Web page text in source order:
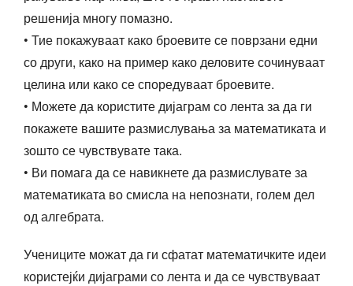
решенија многу помазно.
• Тие покажуваат како броевите се поврзани едни
со други, како на пример како деловите сочинуваат
целина или како се споредуваат броевите.
• Можете да користите дијаграм со лента за да ги
покажете вашите размислувања за математиката и
зошто се чувствувате така.
• Ви помага да се навикнете да размислувате за
математиката во смисла на непознати, голем дел
од алгебрата.
Учениците можат да ги сфатат математичките идеи
користејќи дијаграми со лента и да се чувствуваат